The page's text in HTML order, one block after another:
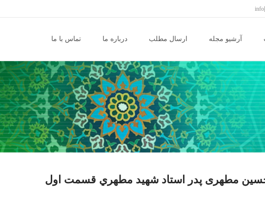
آرشیو مجله ارسال مطلب درباره ما تماس با ما
مطهرى پدر استاد شهيد مطهري قسمت اول